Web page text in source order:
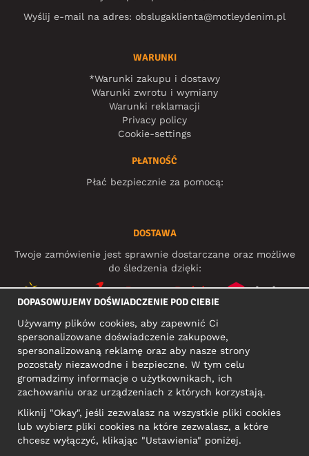
Wyślij e-mail na adres: obslugaklienta@motleydenim.pl
WARUNKI
*Warunki zakupu i dostawy
Warunki zwrotu i wymiany
Warunki reklamacji
Privacy policy
Cookie-settings
PŁATNOŚĆ
Płać bezpiecznie za pomocą:
DOSTAWA
Twoje zamówienie jest sprawnie dostarczane oraz możliwe
do śledzenia dzięki:
MEDIA SPOŁECZNOŚCIOWE
ADRES KONTAKTOWY
Narva mnt 5, EE-10117 Tallinn
Reg: 12356245
DOPASOWUJEMY DOŚWIADCZENIE POD CIEBIE
Używamy plików cookies, aby zapewnić Ci
spersonalizowane doświadczenie zakupowe,
spersonalizowaną reklamę oraz aby nasze strony
pozostały niezawodne i bezpieczne. W tym celu
gromadzimy informacje o użytkownikach, ich
zachowaniu oraz urządzeniach z których korzystają.
Kliknij "Okay", jeśli zezwalasz na wszystkie pliki cookies
lub wybierz pliki cookies na które zezwalasz, a które
chcesz wyłączyć, klikając "Ustawienia" poniżej.